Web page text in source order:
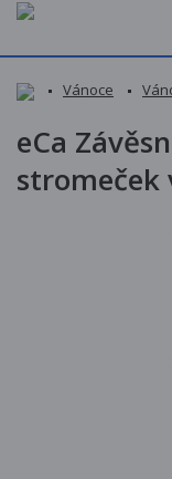
Vánoce
eCa
stromeček